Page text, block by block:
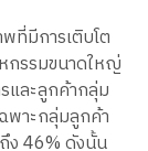
ที่มีการเติบโต
กรรมขนาดใหญ่
และลูกค้ากลุ่ม
พาะกลุ่มลูกค้า
ง 46% ดังนั้น